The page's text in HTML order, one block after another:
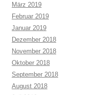
März 2019
Februar 2019
Januar 2019
Dezember 2018
November 2018
Oktober 2018
September 2018
August 2018